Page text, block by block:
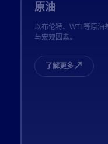
原油
以布伦特、WTI 等原
与宏观因素。
了解更多↗